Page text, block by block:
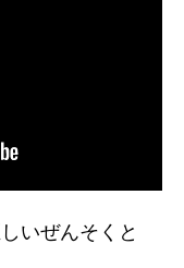
いぜんそくと